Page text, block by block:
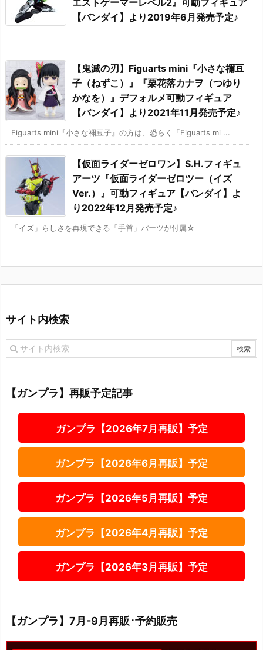
エストゲーマーレベル2』可動フィギュア
【バンダイ】より2019年6月発売予定♪
【鬼滅の刃】Figuarts mini『小さな禰豆
子（ねずこ）』『栗花落カナヲ（つゆり
かなを）』デフォルメ可動フィギュア
【バンダイ】より2021年11月発売予定♪
Figuarts mini『小さな禰豆子』の方は、恐らく「Figuarts mi ...
【仮面ライダーゼロワン】S.H.フィギュ
アーツ『仮面ライダーゼロツー（イズ
Ver.）』可動フィギュア【バンダイ】よ
り2022年12月発売予定♪
「イズ」らしさを再現できる「手首」パーツが付属☆
サイト内検索
【ガンプラ】再販予定記事
ガンプラ【2026年7月再販】予定
ガンプラ【2026年6月再販】予定
ガンプラ【2026年5月再販】予定
ガンプラ【2026年4月再販】予定
ガンプラ【2026年3月再販】予定
【ガンプラ】7月-9月再販･予約販売